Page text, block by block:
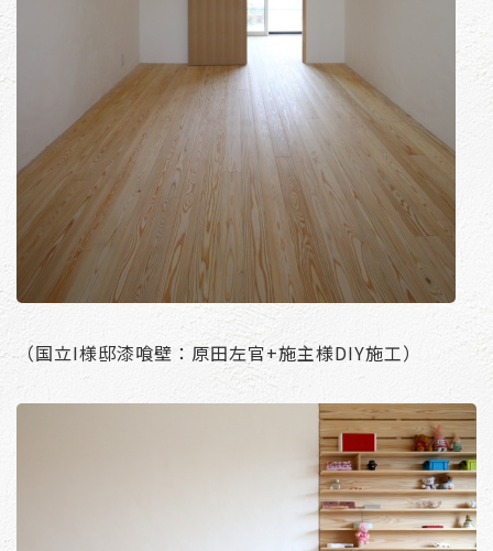
（国立I様邸漆喰壁：原田左官+施主様DIY施工）